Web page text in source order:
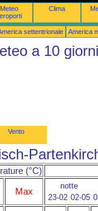
Meteo
Clima
settentrionale America
a 10 giorni
Vento
(°C)
Max
notte
23-02 02-05